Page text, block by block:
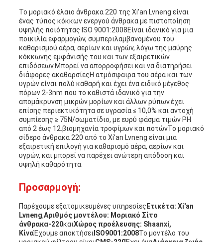
Το μοριακό έλαιο άνθρακα 220 της Xi'an Lvneng είναι
ένας τύπος κόκκων ενεργού άνθρακα με πιστοποίηση
υψηλής ποιότητας ISO 9001:2008Είναι ιδανικό για μια
ποικιλία εφαρμογών, συμπεριλαμβανομένου του
καθαρισμού αέρα, αερίων και υγρών, λόγω της μαύρης
κόκκωνης εμφάνισής του και των εξαιρετικών
επιδόσεων.Μπορεί να απορροφήσει και να διατηρήσει
διάφορες ακαθαρσίεςΗ ατμόσφαιρα του αέρα και των
υγρών είναι πολύ καθαρή και έχει ένα ειδικό μέγεθος
πόρων 2-3nm που το καθιστά ιδανικό για την
απομάκρυνση μικρών μορίων και άλλων ρύπων.έχει
επίσης περιεκτικότητα σε υγρασία ≤ 10,0% και αντοχή
συμπίεσης ≥ 75N/σωματίδιο, με ευρύ φάσμα τιμών PH
από 2 έως 12.βιομηχανία τροφίμων και ποτώνΤο μοριακό
σίδερο άνθρακα 220 από το Xi'an Lvneng είναι μια
εξαιρετική επιλογή για καθαρισμό αέρα, αερίων και
υγρών, και μπορεί να παρέχει ανώτερη απόδοση και
υψηλή καθαρότητα.
Προσαρμογή:
Παρέχουμε εξατομικευμένες υπηρεσίες Ετικέτα: Xi'an
Lvneng,Αριθμός μοντέλου: Μοριακό Σίτο
άνθρακα-220καιΧώρος προέλευσης: Shaanxi,
ΚίναΈχουμε αποκτήσειISO9001:2008Το μοντέλο του